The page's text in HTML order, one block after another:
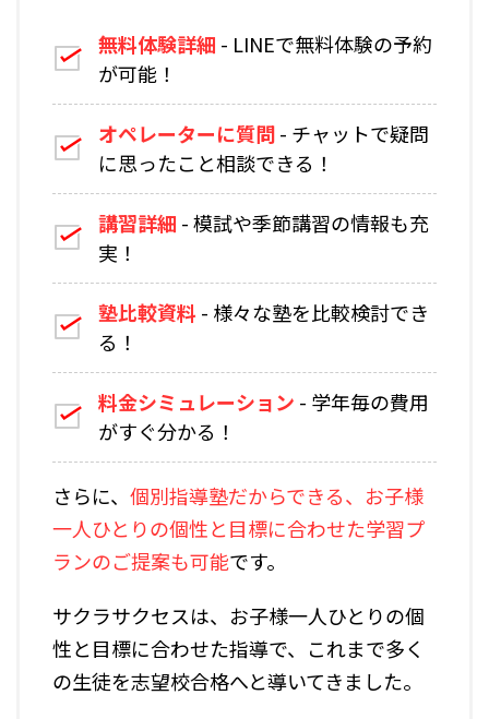
無料体験詳細 - LINEで無料体験の予約
が可能！
オペレーターに質問- チャットで疑問
に思ったこと相談できる！
講習詳細 - 模試や季節講習の情報も充
実！
塾比較資料 - 様々な塾を比較検討でき
る！
料金シミュレーション - 学年毎の費用
がすぐ分かる！
さらに、 個別指導塾だからできる、お子様
一人ひとりの個性と目標に合わせた学習プ
ランのご提案も可能です。
サクラサクセスは、お子様一人ひとりの個
性と目標に合わせた指導で、これまで多く
の生徒を志望校合格へと導いてきました。